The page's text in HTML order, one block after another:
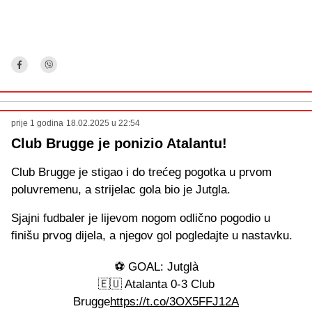
prije 1 godina 18.02.2025 u 22:54
Club Brugge je ponizio Atalantu!
Club Brugge je stigao i do trećeg pogotka u prvom
poluvremenu, a strijelac gola bio je Jutgla.
Sjajni fudbaler je lijevom nogom odlično pogodio u
finišu prvog dijela, a njegov gol pogledajte u nastavku.
⚽️ GOAL: Jutglà
🇪🇺 Atalanta 0-3 Club
Bruggehttps://t.co/3OX5FFJ12A